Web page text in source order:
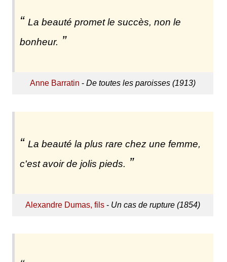
La beauté promet le succès, non le
bonheur.
Anne Barratin - De toutes les paroisses (1913)
La beauté la plus rare chez une femme,
c'est avoir de jolis pieds.
Alexandre Dumas, fils- Un cas de rupture (1854)